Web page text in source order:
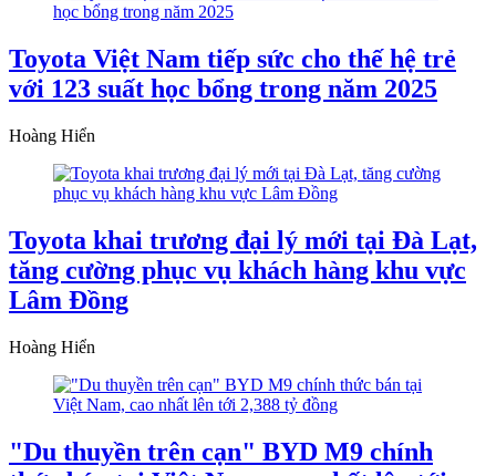
Toyota Việt Nam tiếp sức cho thế hệ trẻ
với 123 suất học bổng trong năm 2025
Hoàng Hiển
Toyota khai trương đại lý mới tại Đà Lạt,
tăng cường phục vụ khách hàng khu vực
Lâm Đồng
Hoàng Hiển
"Du thuyền trên cạn" BYD M9 chính